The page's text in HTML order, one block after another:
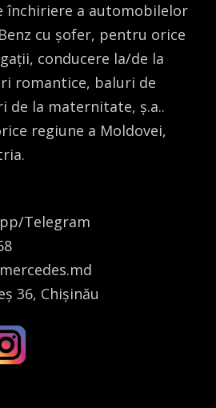
închiriere a automobilelor
cu șofer, pentru orice
conducere la/de la
romantice, baluri de
de la maternitate, ș.a..
regiune a Moldovei,
Telegram
36, Chișinău